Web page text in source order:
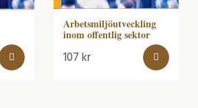
Arbetsmiljöutveckling
inom offentlig sektor
107kr